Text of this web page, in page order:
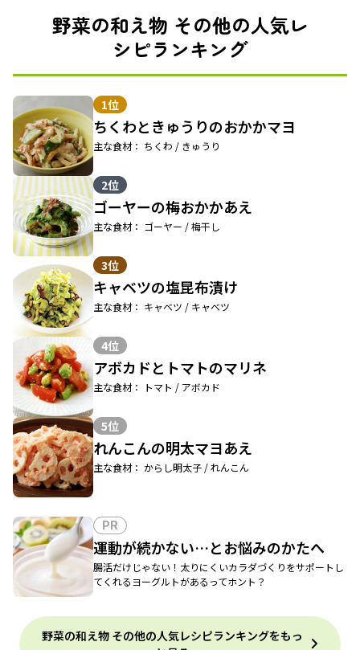
野菜の和え物 その他の人気レ
シピランキング
1位
ちくわときゅうりのおかかマヨ
主な食材： ちくわ / きゅうり
2位
ゴーヤーの梅おかかあえ
主な食材： ゴーヤー / 梅干し
3位
キャベツの塩昆布漬け
主な食材： キャベツ / キャベツ
4位
アボカドとトマトのマリネ
主な食材： トマト / アボカド
5位
れんこんの明太マヨあえ
主な食材： からし明太子 / れんこん
PR
運動が続かない…とお悩みのかたへ
腸活だけじゃない！太りにくいカラダづくりをサポートし
てくれるヨーグルトがあるってホント？
野菜の和え物 その他の人気レシピランキングをもっ